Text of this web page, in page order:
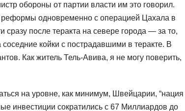
обороны от партии власти им это говорил.
одновременно с операцией Цахала в
после теракта на севере города — за то,
соседние койки с пострадавшими в теракте. В
Как житель Тель-Авива, я не могу поверить,
на уровне, как минимум, Швейцарии, “нация
инвестиции сократились с 67 Миллиардов до